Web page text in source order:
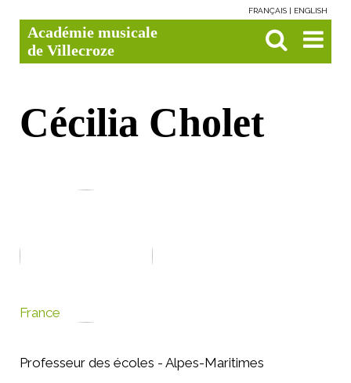
contenu.
Aller
à
personnels
FRANÇAIS ENGLISH
Académie musicale
de Villecroze

avancée…
Cécilia Cholet
France
Professeur des écoles - Alpes-Maritimes